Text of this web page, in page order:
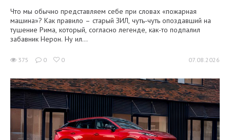
Что мы обычно представляем себе при словах «пожарная
машина»? Как правило – старый ЗИЛ, чуть-чуть опоздавший на
тушение Рима, который, согласно легенде, как-то подпалил
забавник Нерон. Ну ил...
375 0 0 07.08.2026